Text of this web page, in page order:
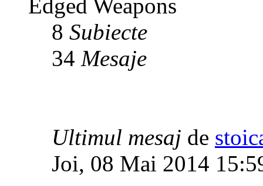
Edged Weapons
8 Subiecte
34 Mesaje
Ultimul mesaj de
Joi, 08 Mai 2014